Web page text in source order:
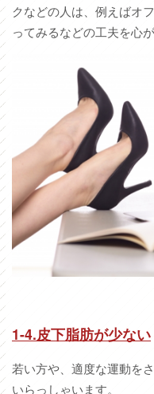
クなどの人は、例えばオ
ってみるなどの工夫を心
1-4.皮下脂肪が少ない
若い方や、適度な運動を
いらっしゃいます。